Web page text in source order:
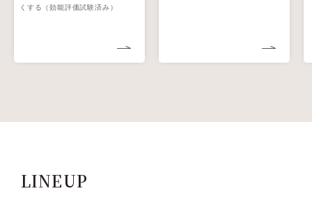
くする（効能評価試験済み）
LINEUP